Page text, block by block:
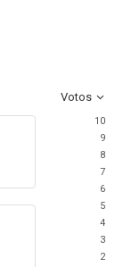
Votos
10
9
8
7
6
5
4
3
2